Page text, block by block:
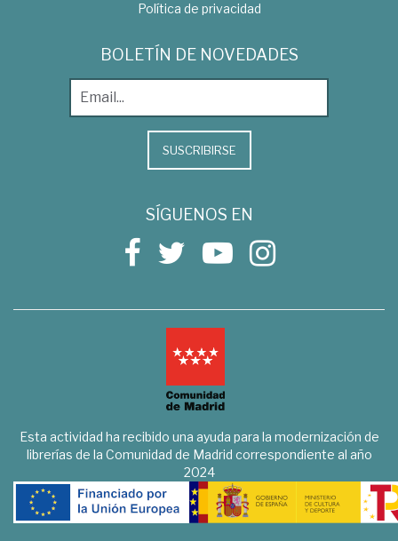
Política de privacidad
BOLETÍN DE NOVEDADES
SUSCRIBIRSE
SÍGUENOS EN
Esta actividad ha recibido una ayuda para la modernización de
librerías de la Comunidad de Madrid correspondiente al año
2024